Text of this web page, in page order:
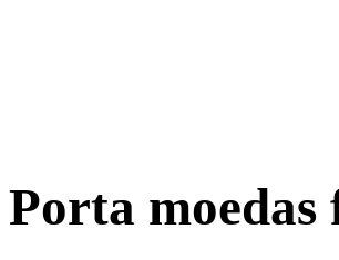
Porta